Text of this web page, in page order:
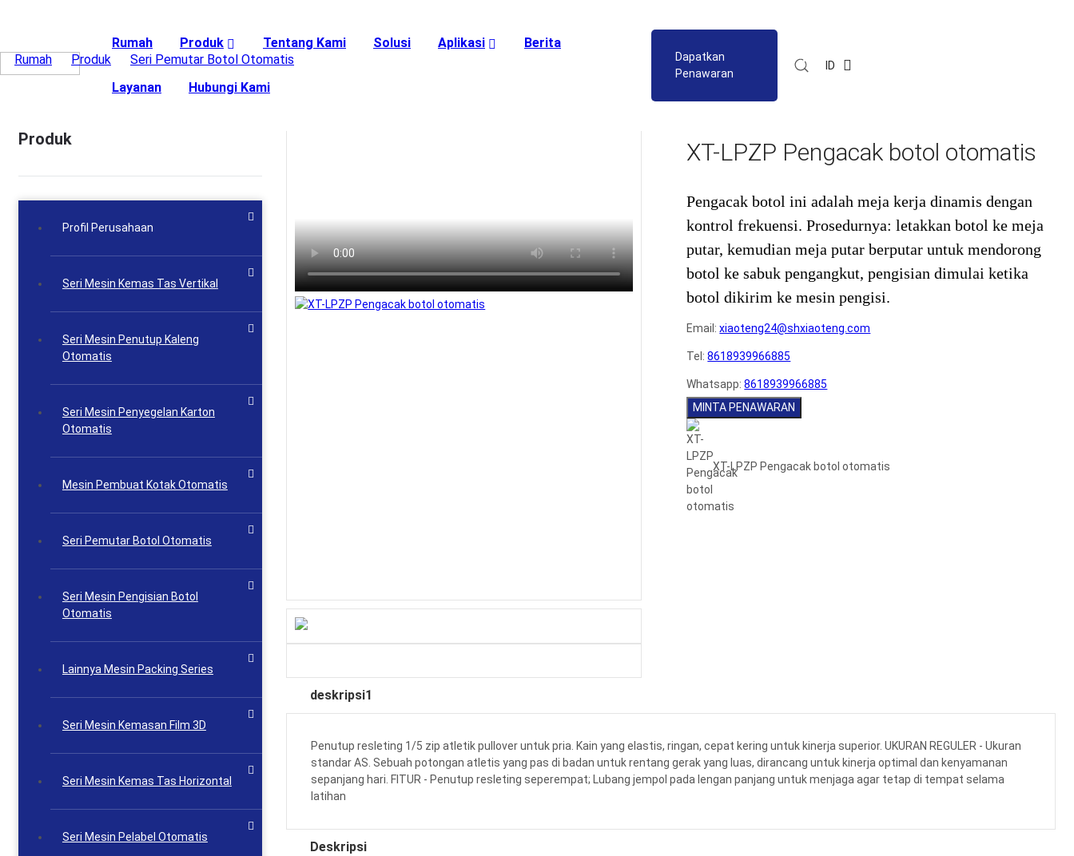
Rumah Produk Tentang Kami Solusi Aplikasi Berita
Layanan Hubungi Kami
Dapatkan
Penawaran
ID
Rumah Produk Seri Pemutar Botol Otomatis
Produk
Profil Perusahaan
Seri Mesin Kemas Tas Vertikal
Seri Mesin Penutup Kaleng
Otomatis
Seri Mesin Penyegelan Karton
Otomatis
Mesin Pembuat Kotak Otomatis
Seri Pemutar Botol Otomatis
Seri Mesin Pengisian Botol
Otomatis
Lainnya Mesin Packing Series
Seri Mesin Kemasan Film 3D
Seri Mesin Kemas Tas Horizontal
Seri Mesin Pelabel Otomatis
XT-LPZP Pengacak botol otomatis
Pengacak botol ini adalah meja kerja dinamis dengan
kontrol frekuensi. Prosedurnya: letakkan botol ke meja
putar, kemudian meja putar berputar untuk mendorong
botol ke sabuk pengangkut, pengisian dimulai ketika
botol dikirim ke mesin pengisi.
Email:xiaoteng24@shxiaoteng.com
Tel:8618939966885
Whatsapp:8618939966885
MINTA PENAWARAN
XT-LPZP Pengacak botol otomatis
deskripsi1
Penutup resleting 1/5 zip atletik pullover untuk pria. Kain yang elastis, ringan, cepat kering untuk kinerja superior. UKURAN REGULER - Ukuran
standar AS. Sebuah potongan atletis yang pas di badan untuk rentang gerak yang luas, dirancang untuk kinerja optimal dan kenyamanan
sepanjang hari. FITUR - Penutup resleting seperempat; Lubang jempol pada lengan panjang untuk menjaga agar tetap di tempat selama
latihan
Deskripsi